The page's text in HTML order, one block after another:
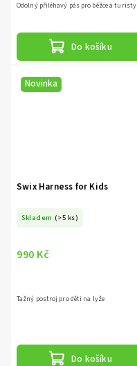
Do košíku
Odolný přiléhavý pás pro běžce a turisty
Novinka
Swix Harness for Kids
Skladem (>5 ks)
990 Kč
Do košíku
Tažný postroj pro děti na lyže